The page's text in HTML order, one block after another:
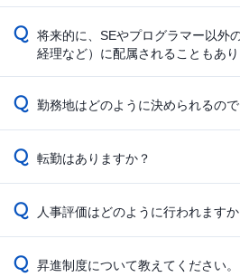
Q
将来的に、SEやプログラマー以外
経理など）に配属されることもあ
Q 勤務地はどのように決められるの
Q 転勤はありますか？
Q 人事評価はどのように行われますか
Q 昇進制度について教えてください。